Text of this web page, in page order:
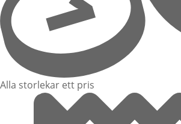
Alla storlekar ett pris